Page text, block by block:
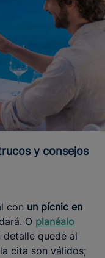
y consejos
con un pícnic en
O planéalo
detalle quede al
cita son válidos;